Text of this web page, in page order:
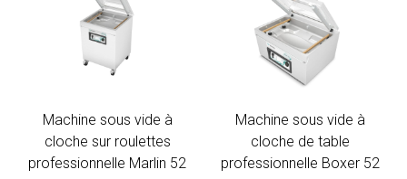
Machine sous vide à
cloche sur roulettes
professionnelle Marlin 52
Machine sous vide à
cloche de table
professionnelle Boxer 52